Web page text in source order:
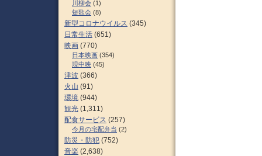
川柳会 (1)
短歌会 (8)
新型コロナウイルス (345)
日常生活 (651)
映画 (770)
日本映画 (354)
現中映 (45)
津波 (366)
火山 (91)
環境 (944)
観光 (1,311)
配食サービス (257)
今月の宅配弁当 (2)
防災・防犯 (752)
音楽 (2,638)